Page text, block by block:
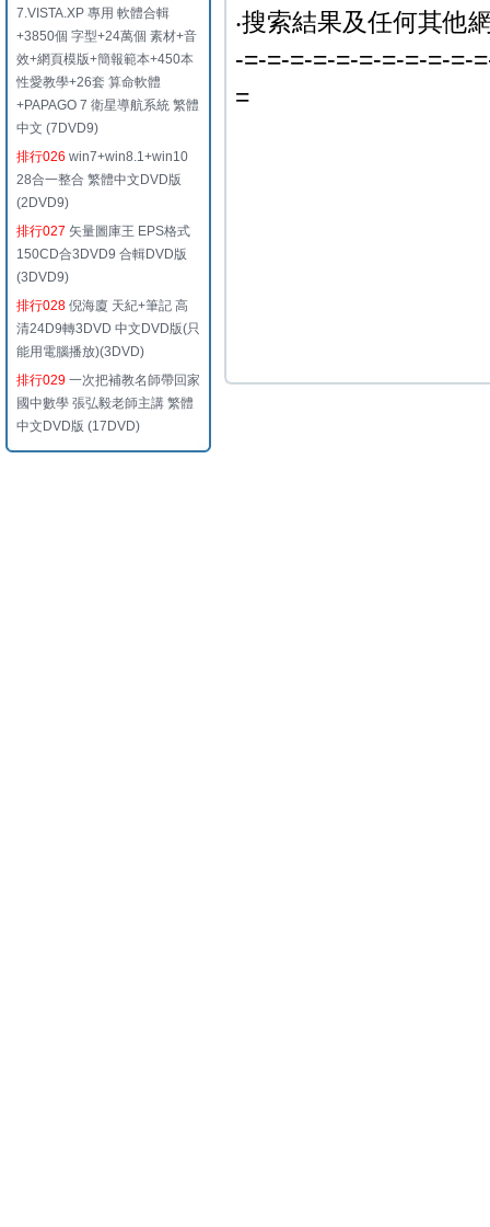
7.VISTA.XP 專用 軟體合輯
+3850個 字型+24萬個 素材+音
效+網頁模版+簡報範本+450本
性愛教學+26套 算命軟體
+PAPAGO 7 衛星導航系統 繁體
中文 (7DVD9)
排行026 win7+win8.1+win10
28合一整合 繁體中文DVD版
(2DVD9)
排行027 矢量圖庫王 EPS格式
150CD合3DVD9 合輯DVD版
(3DVD9)
排行028 倪海廈 天紀+筆記 高
清24D9轉3DVD 中文DVD版(只
能用電腦播放)(3DVD)
排行029 一次把補教名師帶回家
國中數學 張弘毅老師主講 繁體
中文DVD版 (17DVD)
‧搜索結果及任何其他
-=-=-=-=-=-=-=-=-=-=-
=